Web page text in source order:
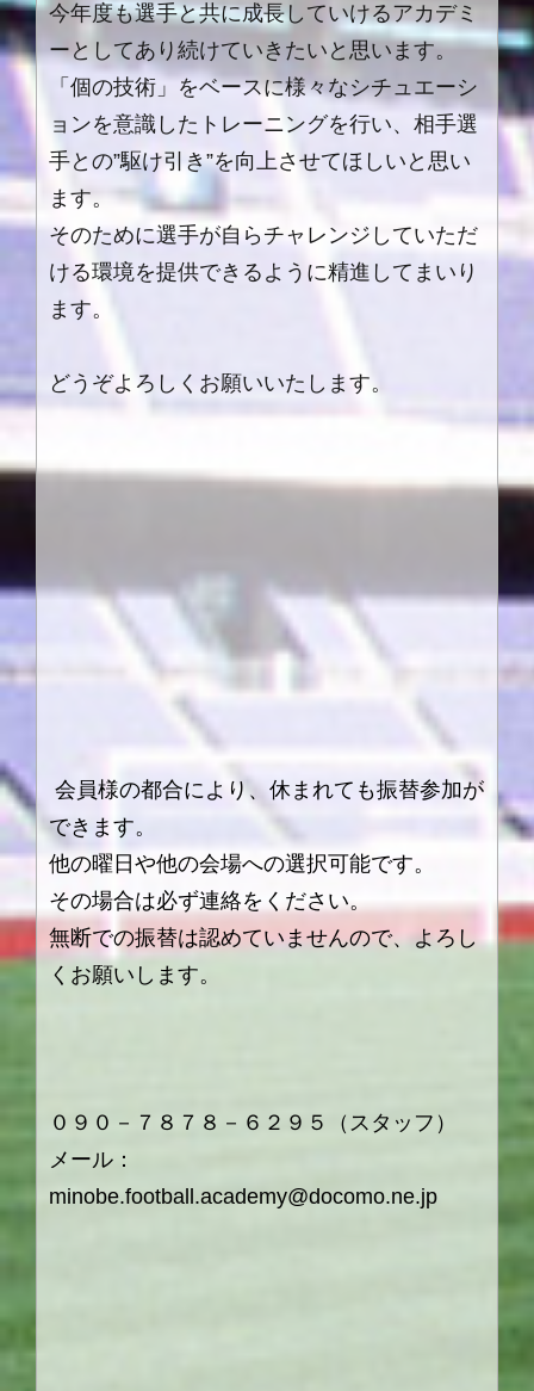
今年度も選手と共に成長していけるアカデミ
ーとしてあり続けていきたいと思います。
「個の技術」をベースに様々なシチュエーシ
ョンを意識したトレーニングを行い、相手選
手との”駆け引き”を向上させてほしいと思い
ます。
そのために選手が自らチャレンジしていただ
ける環境を提供できるように精進してまいり
ます。
どうぞよろしくお願いいたします。
会員様の都合により、休まれても振替参加が
できます。
他の曜日や他の会場への選択可能です。
その場合は必ず連絡をください。
無断での振替は認めていませんので、よろし
くお願いします。
０９０－７８７８－６２９５（スタッフ）
メール：
minobe.football.academy@docomo.ne.jp